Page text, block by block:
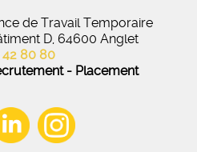
de Travail Temporaire
D, 64600 Anglet
42 80 80
- Placement